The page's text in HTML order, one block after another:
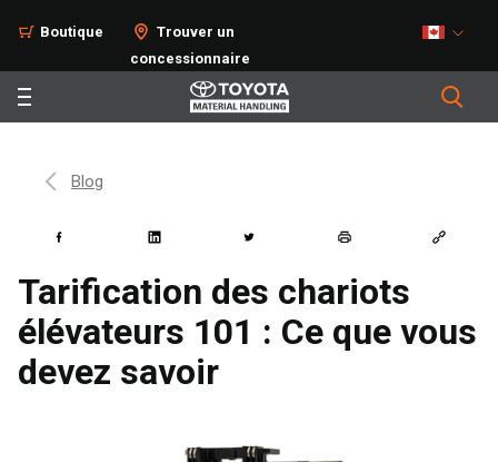
Boutique
Trouver un
concessionnaire
Blog
Tarification des chariots
élévateurs 101 : Ce que vous
devez savoir